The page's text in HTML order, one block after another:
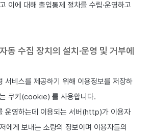
이에 대해 출입통제 절차를 수립·운영하고
동 수집 장치의 설치·운영 및 거부에
비스를 제공하기 위해 이용정보를 저장하
쿠키(cookie) 를 사용합니다.
운영하는데 이용되는 서버(http)가 이용자
에게 보내는 소량의 정보이며 이용자들의